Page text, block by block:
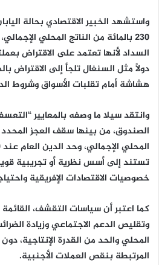
واستشهد الخبير الاقتصادي بحالة
230 بالمائة من الناتج المحلي
السداد لأنها تعتمد على الاقتراض
دولاً مثل السنغالتلجأ إلى الاقتراض
هشاشة أمام تقلبات الأسواق وشروط
وانتقد سيلا ما وصفه بالمعايير
تستند إلى أسس نظرية أو تجريبية
خصوصيات الاقتصادات الإفريقية
كما اعتبر أن سياسات التقشف،
وتقليص الدعم الاجتماعي وزيادة
المحلي والحد من القدرة الإنتاجية،
المرتبطة بنقص العملات الأجنبية.